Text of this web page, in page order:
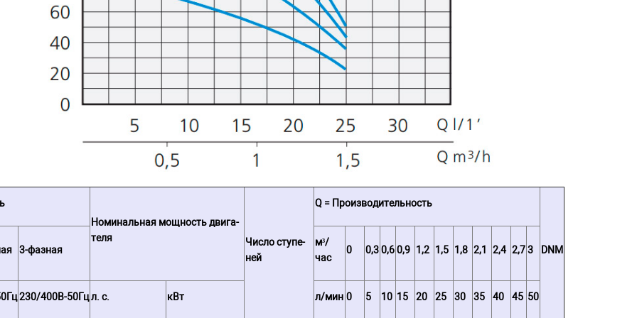
Но­ми­наль­ная мощ­ность дви­га­
те­ля
Число ступе­
ней
Q = Производительность
DNM
3-фазная
м³/
час
0 0,30,60,9 1,2 1,5 1,8 2,1 2,4 2,73
230/400В-50Гцл. с. кВт л/мин 0 5 10 15 20 25 30 35 40 45 50